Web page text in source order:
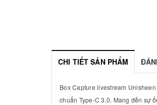
CHI TIẾT SẢN PHẨM
Box Capture livestream
chuẩn Type-C 3.0. Mang đến sự